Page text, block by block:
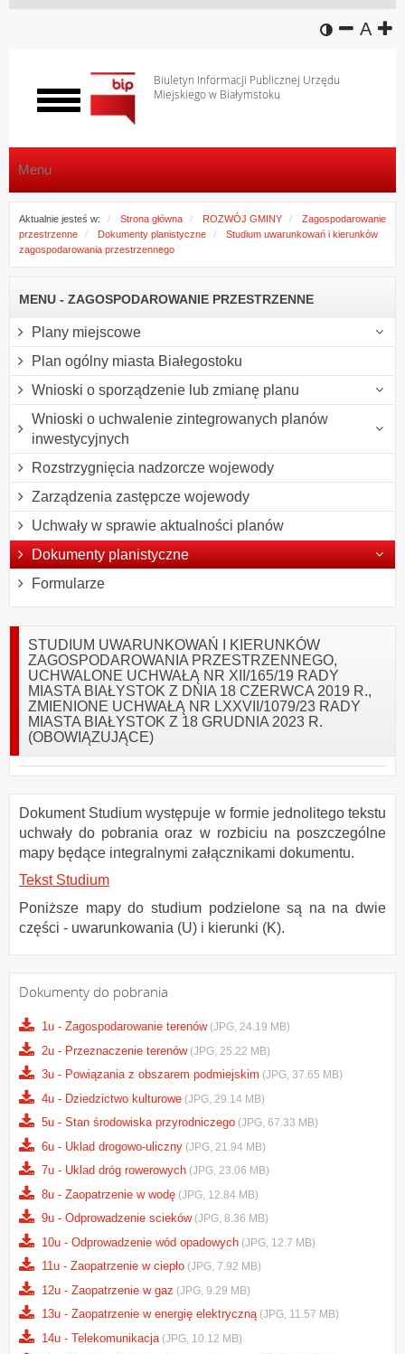
wersja
A
Biuletyn Informacji Publicznej Urzędu
Miejskiego w Białymstoku
Włącz
menu
Menu
Aktualnie jesteś w: Strona główna ROZWÓJ GMINY
Zagospodarowanie
przestrzenne
Dokumenty planistyczne
Studium uwarunkowań i kierunków
zagospodarowania przestrzennego
MENU - ZAGOSPODAROWANIE PRZESTRZENNE
Plany miejscowe
Plan ogólny miasta Białegostoku
Wnioski o sporządzenie lub zmianę planu
Wnioski o uchwalenie zintegrowanych planów
inwestycyjnych
Rozstrzygnięcia nadzorcze wojewody
Zarządzenia zastępcze wojewody
Uchwały w sprawie aktualności planów
Dokumenty planistyczne
Formularze
STUDIUM UWARUNKOWAŃ I KIERUNKÓW
ZAGOSPODAROWANIA PRZESTRZENNEGO,
UCHWALONE UCHWAŁĄ NR XII/165/19 RADY
MIASTA BIAŁYSTOK Z DNIA 18 CZERWCA 2019 R.,
ZMIENIONE UCHWAŁĄ NR LXXVII/1079/23 RADY
MIASTA BIAŁYSTOK Z 18 GRUDNIA 2023 R.
(OBOWIĄZUJĄCE)
Dokument Studium występuje w formie jednolitego tekstu
uchwały do pobrania oraz w rozbiciu na poszczególne
mapy będące integralnymi załącznikami dokumentu.
Tekst Studium
Poniższe mapy do studium podzielone są na na dwie
części - uwarunkowania (U) i kierunki (K).
Dokumenty do pobrania
1u - Zagospodarowanie terenów (JPG, 24.19 MB)
2u - Przeznaczenie terenów (JPG, 25.22 MB)
3u - Powiązania z obszarem podmiejskim (JPG, 37.65 MB)
4u - Dziedzictwo kulturowe (JPG, 29.14 MB)
5u - Stan środowiska przyrodniczego (JPG, 67.33 MB)
6u - Uklad drogowo-uliczny (JPG, 21.94 MB)
7u - Uklad dróg rowerowych (JPG, 23.06 MB)
8u - Zaopatrzenie w wodę (JPG, 12.84 MB)
9u - Odprowadzenie scieków (JPG, 8.36 MB)
10u - Odprowadzenie wód opadowych (JPG, 12.7 MB)
11u - Zaopatrzenie w ciepło (JPG, 7.92 MB)
12u - Zaopatrzenie w gaz (JPG, 9.29 MB)
13u - Zaopatrzenie w energię elektryczną (JPG, 11.57 MB)
14u - Telekomunikacja (JPG, 10.12 MB)